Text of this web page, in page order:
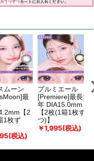
ムーン
最
【2
1枚ず
税込)
プルミエール
[Premiere]最長1
年 DIA15.0mm
【2枚(1箱1枚ず
つ)】
￥1,995(税込)